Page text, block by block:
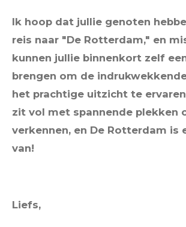
Ik hoop dat jullie genoten
reis naar "De Rotterdam," en
kunnen jullie binnenkort zelf
brengen om de
het prachtige uitzicht te
zit vol met spannende plekken
verkennen, en De Rotterdam is
van!
Liefs,